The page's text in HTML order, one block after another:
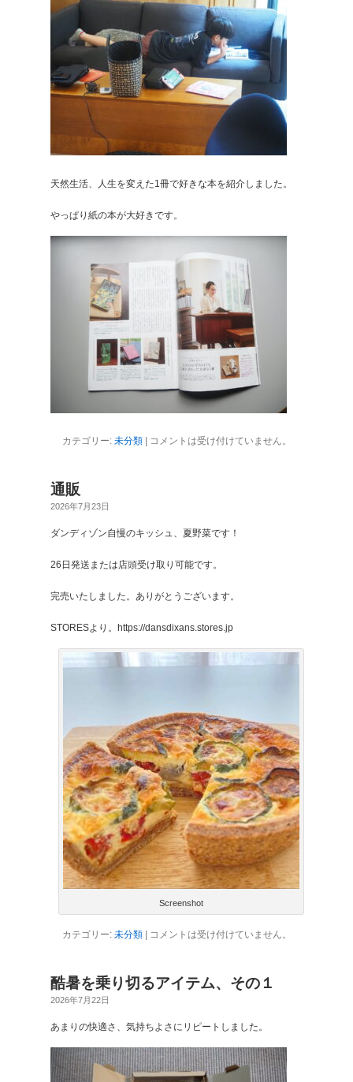
天然生活、人生を変えた1冊で好きな本を紹介しました。
やっぱり紙の本が大好きです。
カテゴリー: 未分類| コメントは受け付けていません。
通販
2026年7月23日
ダンディゾン自慢のキッシュ、夏野菜です！
26日発送または店頭受け取り可能です。
完売いたしました。ありがとうございます。
STORESより。https://dansdixans.stores.jp
Screenshot
カテゴリー: 未分類| コメントは受け付けていません。
酷暑を乗り切るアイテム、その１
2026年7月22日
あまりの快適さ、気持ちよさにリピートしました。